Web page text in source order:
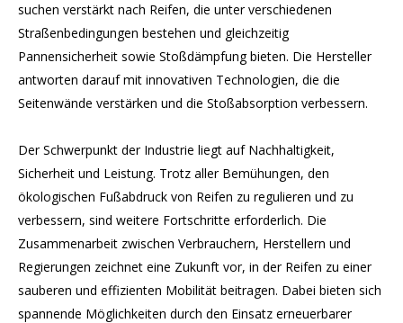
suchen verstärkt nach Reifen, die unter verschiedenen
Straßenbedingungen bestehen und gleichzeitig
Pannensicherheit sowie Stoßdämpfung bieten. Die Hersteller
antworten darauf mit innovativen Technologien, die die
Seitenwände verstärken und die Stoßabsorption verbessern.
Der Schwerpunkt der Industrie liegt auf Nachhaltigkeit,
Sicherheit und Leistung. Trotz aller Bemühungen, den
ökologischen Fußabdruck von Reifen zu regulieren und zu
verbessern, sind weitere Fortschritte erforderlich. Die
Zusammenarbeit zwischen Verbrauchern, Herstellern und
Regierungen zeichnet eine Zukunft vor, in der Reifen zu einer
sauberen und effizienten Mobilität beitragen. Dabei bieten sich
spannende Möglichkeiten durch den Einsatz erneuerbarer